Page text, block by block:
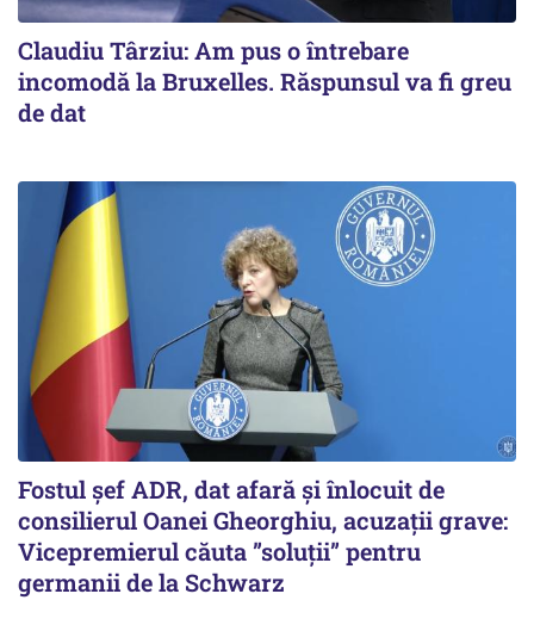
Claudiu Târziu: Am pus o întrebare
incomodă la Bruxelles. Răspunsul va fi greu
de dat
Fostul șef ADR, dat afară și înlocuit de
consilierul Oanei Gheorghiu, acuzații grave:
Vicepremierul căuta ”soluții” pentru
germanii de la Schwarz